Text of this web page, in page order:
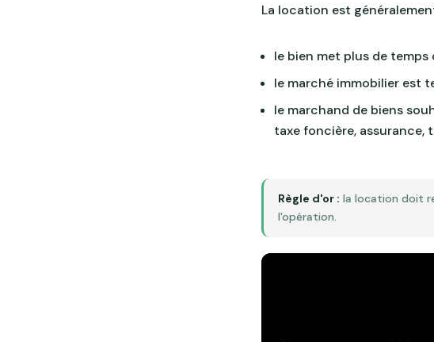
La location est
le bien met plus de temps
le marché immobilier est
le marchand de biens
taxe foncière, assurance,
Règle d'or : la location doit
l'opération.